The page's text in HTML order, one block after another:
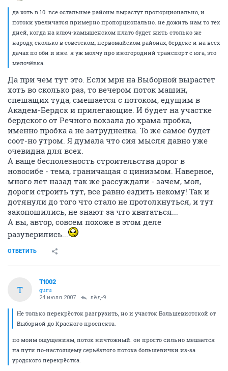
да хоть в 10. все остальные районы вырастут пропорционально, и
потоки увеличатся примерно пропорционально. не дожить нам то тех
дней, когда на ключ-камышенском плато будет жить столько же
народу, сколько в советском, первомайском районах, бердске и на всех
дачах по оби и ине. я уж молчу про иногородний транспорт с юга, это
мелочёвка.
Да при чем тут это. Если мрн на Выборной вырастет
хоть во сколько раз, то вечером поток машин,
спешащих туда, смешается с потоком, едущим в
Академ-Бердск и прилегающие. И будет на участке
бердского от Речного вокзала до храма пробка,
именно пробка а не затрудненка. То же самое будет
соот-но утром. Я думала что сия мысля давно уже
очевидна для всех.
А ваще бесполезность строительства дорог в
новосибе - тема, граничащая с цинизмом. Наверное,
много лет назад так же рассуждали - зачем, мол,
дороги строить тут, все равно ездить некому! Так и
дотянули до того что стало не протолкнуться, и тут
закопошились, не знают за что хвататься...
А вы, автор, совсем похоже в этом деле
разуверились...
ОТВЕТИТЬ
T
Tt002
guru
24 июля 2007 лёд-9
Не только перекрёсток разгрузить, но и участок Большевистской от
Выборной до Красного проспекта.
по моим ощущениям, поток ничтожный. он просто сильно мешается
на пути по-настоящему серьёзного потока большевички из-за
уродского перекрёстка.